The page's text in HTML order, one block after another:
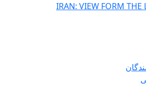
IRAN: VIEW FORM THE